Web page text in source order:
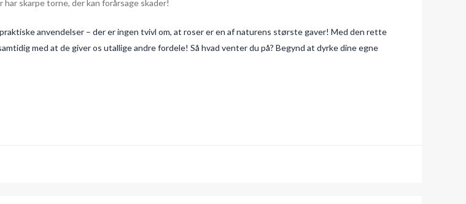
skarpe torne, der kan forårsage skader!
anvendelser – der er ingen tvivl om, at roser er en af naturens største gaver! Med den rette
med at de giver os utallige andre fordele! Så hvad venter du på? Begynd at dyrke dine egne